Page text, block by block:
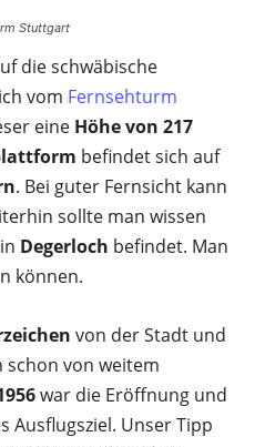
Stuttgart
die schwäbische
vom Fernsehturm
eine Höhe von 217
befindet sich auf
. Bei guter Fernsicht kann
sollte man wissen
Degerloch befindet. Man
können.
von der Stadt und
von weitem
war die Eröffnung und
Ausflugsziel. Unser Tipp